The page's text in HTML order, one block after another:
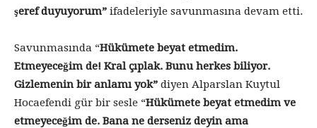
şeref duyuyorum” ifadeleriyle savunmasına devam etti.
Savunmasında “Hükümete beyat etmedim.
Etmeyeceğim de! Kral çıplak. Bunu herkes biliyor.
Gizlemenin bir anlamı yok” diyen Alparslan Kuytul
Hocaefendi gür bir sesle “Hükümete beyat etmedim ve
etmeyeceğim de. Bana ne derseniz deyin ama